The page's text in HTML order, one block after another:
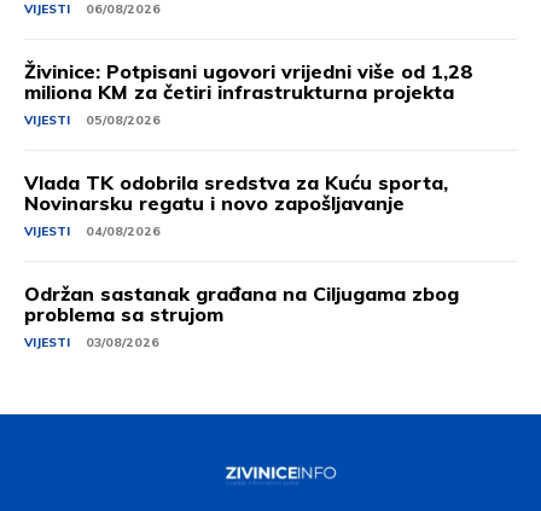
VIJESTI 06/08/2026
Živinice: Potpisani ugovori vrijedni više od 1,28
miliona KM za četiri infrastrukturna projekta
VIJESTI 05/08/2026
Vlada TK odobrila sredstva za Kuću sporta,
Novinarsku regatu i novo zapošljavanje
VIJESTI 04/08/2026
Održan sastanak građana na Ciljugama zbog
problema sa strujom
VIJESTI 03/08/2026